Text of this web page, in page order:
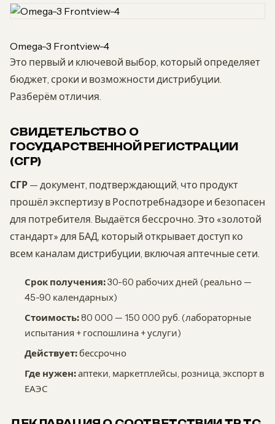
Omega-3 Frontview-4
Это первый и ключевой выбор, который определяет
бюджет, сроки и возможности дистрибуции.
Разберём отличия.
СВИДЕТЕЛЬСТВО О
ГОСУДАРСТВЕННОЙ РЕГИСТРАЦИИ
(СГР)
СГР — документ, подтверждающий, что продукт
прошёл экспертизу в Роспотребнадзоре и безопасен
для потребителя. Выдаётся бессрочно. Это «золотой
стандарт» для БАД, который открывает доступ ко
всем каналам дистрибуции, включая аптечные сети.
Срок получения:30-60 рабочих дней (реально —
45-90 календарных)
Стоимость:80 000 — 150 000 руб. (лабораторные
испытания + госпошлина + услуги)
Действует:бессрочно
Где нужен:аптеки, маркетплейсы, розница, экспорт в
ЕАЭС